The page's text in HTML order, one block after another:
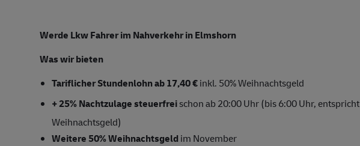
Werde Lkw Fahrer im Nahverkehr in Elmshorn
Was wir bieten
Tariflicher Stundenlohn ab 17,40 €inkl. 50% Weihnachtsgeld
+ 25% Nachtzulage steuerfreischon ab 20:00 Uhr (bis 6:00 Uhr, entspricht
Weihnachtsgeld)
Weitere 50% Weihnachtsgeldim November